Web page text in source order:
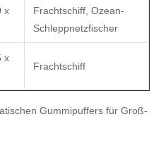
x
Frachtschiff, Ozean-
Schleppnetzfischer
x
Frachtschiff
Gummipuffers für Groß-